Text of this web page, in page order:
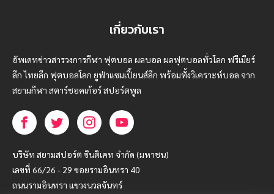
เกี่ยวกับเรา
อัพเดทข่าวสารวงการกีฬา ฟุตบอล ผลบอล ผลฟุตบอลทั่วโลก ฟรีเมียร์
ลีก ไทยลีก ฟุตบอลโลก ยูฟ่าแซมเปี้ยนส์ลีก พร้อมทั้งวิเคราะห์บอล จาก
สยามกีฬา สตาร์ชอคเก้อร์ สปอร์ตพูล
บริษัท สยามสปอร์ต ซินติเคท จำกัด (มหาชน)
เลขที่ 66/26 - 29 ซอยรามอินทรา 40
ถนนรามอินทรา แขวงนวลจันทร์